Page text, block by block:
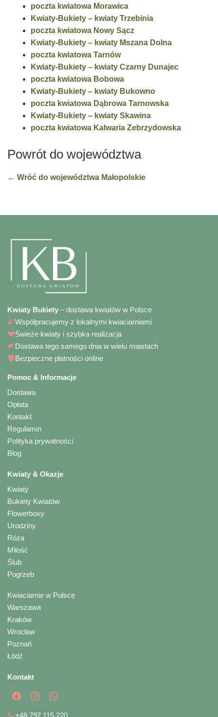
poczta kwiatowa Morawica
Kwiaty-Bukiety – kwiaty Trzebinia
poczta kwiatowa Nowy Sącz
Kwiaty-Bukiety – kwiaty Mszana Dolna
poczta kwiatowa Tarnów
Kwiaty-Bukiety – kwiaty Czarny Dunajec
poczta kwiatowa Bobowa
Kwiaty-Bukiety – kwiaty Bukowno
poczta kwiatowa Dąbrowa Tarnowska
Kwiaty-Bukiety – kwiaty Skawina
poczta kwiatowa Kalwaria Zebrzydowska
Powrót do województwa
← Wróć do województwa Małopolskie
Kwiaty Bukiety – dostawa kwiatów w Polsce
Współpracujemy z lokalnymi kwiaciarniami
Świeże kwiaty i szybka realizacja
Dostawa tego samego dnia w wielu miastach
Bezpieczne płatności online
Pomoc & Informacje
Dostawa
Opłata
Kontakt
Regulamin
Polityka prywatności
Blog
Kwiaty & Okazje
Kwiaty
Bukiety Kwiatów
Flowerboxy
Urodziny
Róża
Miłość
Ślub
Pogrzeb
Kwiaciarnie w Polsce
Warszawa
Kraków
Wrocław
Poznań
Łódź
Kontakt
📞+48 797 115 220